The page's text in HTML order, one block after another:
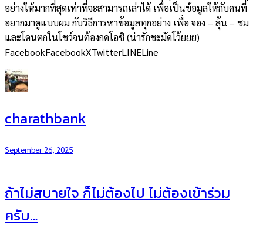
อย่างให้มากที่สุดเท่าที่จะสามารถเล่าได้ เพื่อเป็นข้อมูลให้กับคนที่
อยากมาดูแบบผม กับวิธีการหาข้อมูลทุกอย่าง เพื่อ จอง – ลุ้น – ชม
และโดนตกในโชว์จนต้องกดโอชิ (น่ารักชะมัดโว้ยยย)
FacebookFacebookXTwitterLINELine
charathbank
September 26, 2025
ถ้าไม่สบายใจ ก็ไม่ต้องไป ไม่ต้องเข้าร่วม
ครับ…